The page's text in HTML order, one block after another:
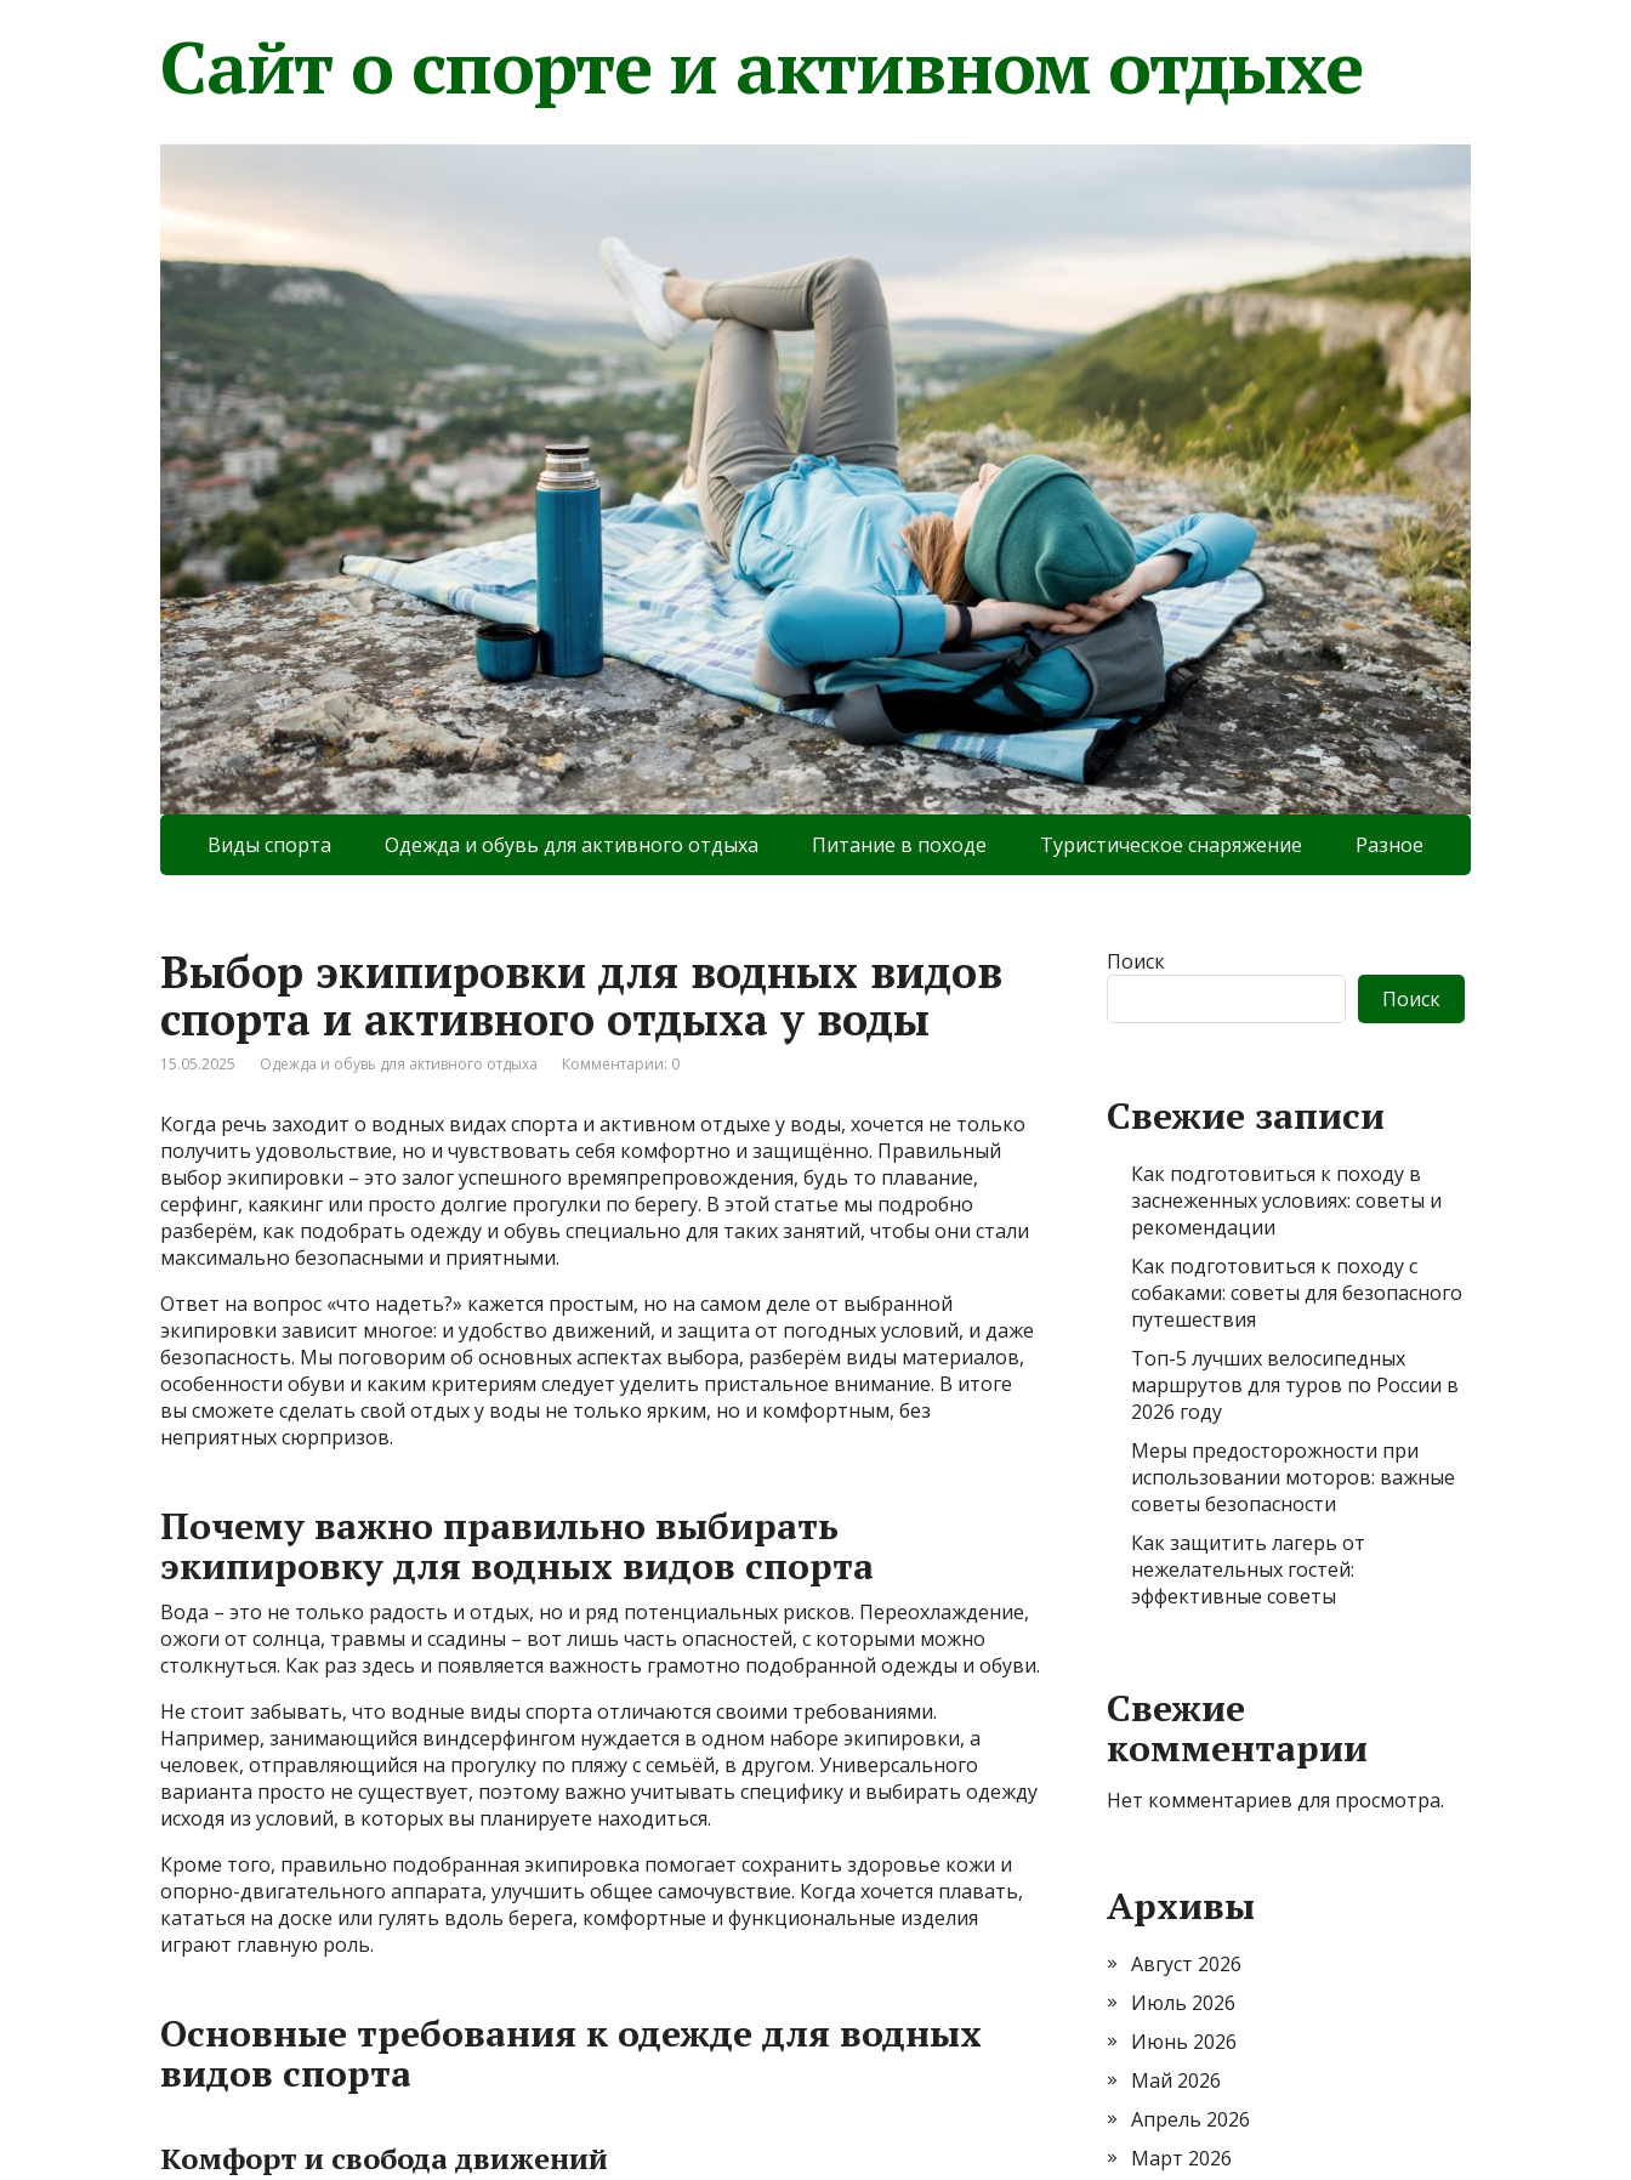
Сайт о спорте и активном отдыхе
Виды спорта Одежда и обувь для активного отдыха Питание в походе Туристическое снаряжение Разное
Выбор экипировки для водных видов
спорта и активного отдыха у воды
15.05.2025 Одежда и обувь для активного отдыха Комментарии: 0
Когда речь заходит о водных видах спорта и активном отдыхе у воды, хочется не только
получить удовольствие, но и чувствовать себя комфортно и защищённо. Правильный
выбор экипировки – это залог успешного времяпрепровождения, будь то плавание,
серфинг, каякинг или просто долгие прогулки по берегу. В этой статье мы подробно
разберём, как подобрать одежду и обувь специально для таких занятий, чтобы они стали
максимально безопасными и приятными.
Ответ на вопрос «что надеть?» кажется простым, но на самом деле от выбранной
экипировки зависит многое: и удобство движений, и защита от погодных условий, и даже
безопасность. Мы поговорим об основных аспектах выбора, разберём виды материалов,
особенности обуви и каким критериям следует уделить пристальное внимание. В итоге
вы сможете сделать свой отдых у воды не только ярким, но и комфортным, без
неприятных сюрпризов.
Почему важно правильно выбирать
экипировку для водных видов спорта
Вода – это не только радость и отдых, но и ряд потенциальных рисков. Переохлаждение,
ожоги от солнца, травмы и ссадины – вот лишь часть опасностей, с которыми можно
столкнуться. Как раз здесь и появляется важность грамотно подобранной одежды и обуви.
Не стоит забывать, что водные виды спорта отличаются своими требованиями.
Например, занимающийся виндсерфингом нуждается в одном наборе экипировки, а
человек, отправляющийся на прогулку по пляжу с семьёй, в другом. Универсального
варианта просто не существует, поэтому важно учитывать специфику и выбирать одежду
исходя из условий, в которых вы планируете находиться.
Кроме того, правильно подобранная экипировка помогает сохранить здоровье кожи и
опорно-двигательного аппарата, улучшить общее самочувствие. Когда хочется плавать,
кататься на доске или гулять вдоль берега, комфортные и функциональные изделия
играют главную роль.
Основные требования к одежде для водных
видов спорта
Комфорт и свобода движений
Поиск
Поиск
Свежие записи
Как подготовиться к походу в
заснеженных условиях: советы и
рекомендации
Как подготовиться к походу с
собаками: советы для безопасного
путешествия
Топ-5 лучших велосипедных
маршрутов для туров по России в
2026 году
Меры предосторожности при
использовании моторов: важные
советы безопасности
Как защитить лагерь от
нежелательных гостей:
эффективные советы
Свежие
комментарии
Нет комментариев для просмотра.
Архивы
Август 2026
Июль 2026
Июнь 2026
Май 2026
Апрель 2026
Март 2026